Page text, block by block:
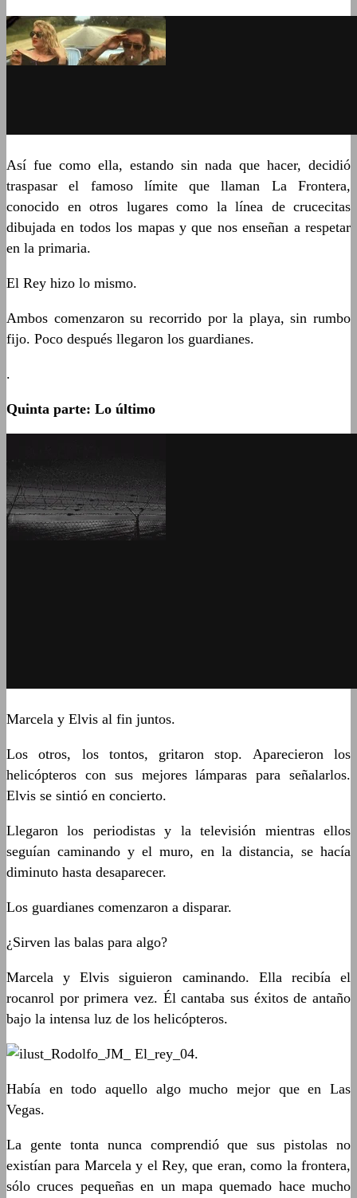
Así fue como ella, estando sin nada que hacer, decidió
traspasar el famoso límite que llaman La Frontera,
conocido en otros lugares como la línea de crucecitas
dibujada en todos los mapas y que nos enseñan a respetar
en la primaria.
El Rey hizo lo mismo.
Ambos comenzaron su recorrido por la playa, sin rumbo
fijo. Poco después llegaron los guardianes.
.
Quinta parte: Lo último
Marcela y Elvis al fin juntos.
Los otros, los tontos, gritaron stop. Aparecieron los
helicópteros con sus mejores lámparas para señalarlos.
Elvis se sintió en concierto.
Llegaron los periodistas y la televisión mientras ellos
seguían caminando y el muro, en la distancia, se hacía
diminuto hasta desaparecer.
Los guardianes comenzaron a disparar.
¿Sirven las balas para algo?
Marcela y Elvis siguieron caminando. Ella recibía el
rocanrol por primera vez. Él cantaba sus éxitos de antaño
bajo la intensa luz de los helicópteros.
.
Había en todo aquello algo mucho mejor que en Las
Vegas.
La gente tonta nunca comprendió que sus pistolas no
existían para Marcela y el Rey, que eran, como la frontera,
sólo cruces pequeñas en un mapa quemado hace mucho